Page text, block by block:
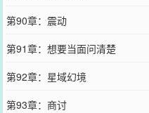
第90章：震动
第91章：想要当面问清楚
第92章：星域幻境
第93章：商讨